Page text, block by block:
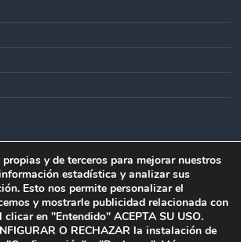
y de terceros para mejorar nuestros
estadística y analizar sus
Esto nos permite personalizar el
y mostrarle publicidad relacionada con
clicar en "Entendido" ACEPTA SU USO.
O RECHAZAR la instalación de